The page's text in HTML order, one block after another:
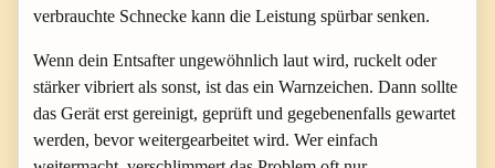
verbrauchte Schnecke kann die Leistung spürbar senken.
Wenn dein Entsafter ungewöhnlich laut wird, ruckelt oder
stärker vibriert als sonst, ist das ein Warnzeichen. Dann sollte
das Gerät erst gereinigt, geprüft und gegebenenfalls gewartet
werden, bevor weitergearbeitet wird. Wer einfach